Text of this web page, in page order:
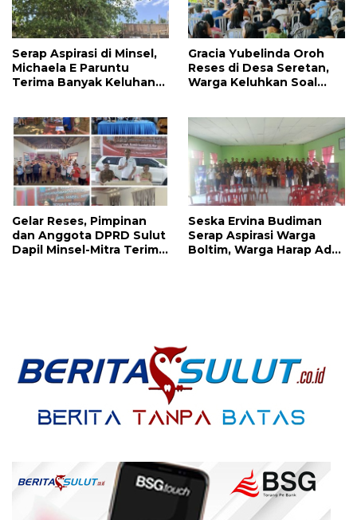
Serap Aspirasi di Minsel,
Michaela E Paruntu
Terima Banyak Keluhan
Gracia Yubelinda Oroh
Reses di Desa Seretan,
Warga Keluhkan Soal
Gelar Reses, Pimpinan
dan Anggota DPRD Sulut
Dapil Minsel-Mitra Terima
Seska Ervina Budiman
Serap Aspirasi Warga
Boltim, Warga Harap Ada